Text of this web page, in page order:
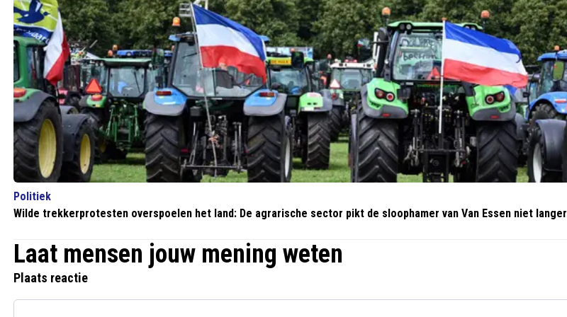
Politiek
Wilde trekkerprotesten overspoelen het land: De agrarische sector pikt de sloophamer van Van Essen niet langer
Laat mensen jouw mening weten
Plaats reactie